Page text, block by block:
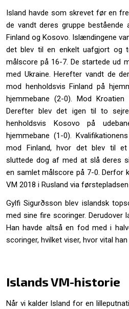
Island havde som skrevet før en
de vandt deres gruppe bestående
Finland og Kosovo. Islændingene
det blev til en enkelt uafgjort og
målscore på 16-7. De startede ud
med Ukraine. Herefter vandt de
mod henholdsvis Finland på
hjemmebane (2-0). Mod
Derefter blev det igen til to
henholdsvis Kosovo på
hjemmebane (1-0).
mod Finland, hvor det blev til et
sluttede dog af med at slå deres
en samlet målscore på 7-0. Derfor
VM 2018 i Rusland via
Gylfi Sigurðsson blev islandsk
med sine fire scoringer. Derudover
Han havde altså en fod med i
scoringer, hvilket viser, hvor vital
Islands VM-historie
Når vi kalder Island for en